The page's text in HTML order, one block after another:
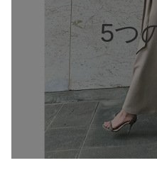
5つ